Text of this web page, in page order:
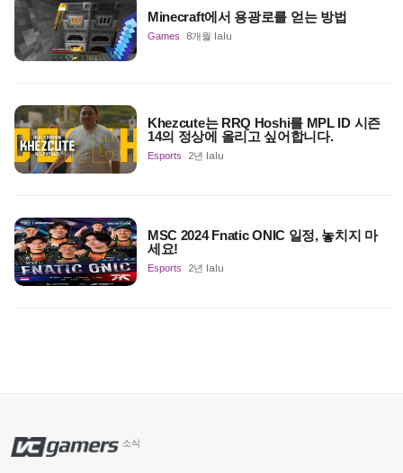
Minecraft에서 용광로를 얻는 방법
Games 8개월 lalu
Khezcute는 RRQ Hoshi를 MPL ID 시즌
14의 정상에 올리고 싶어합니다.
Esports 2년 lalu
MSC 2024 Fnatic ONIC 일정, 놓치지 마
세요!
Esports 2년 lalu
소식